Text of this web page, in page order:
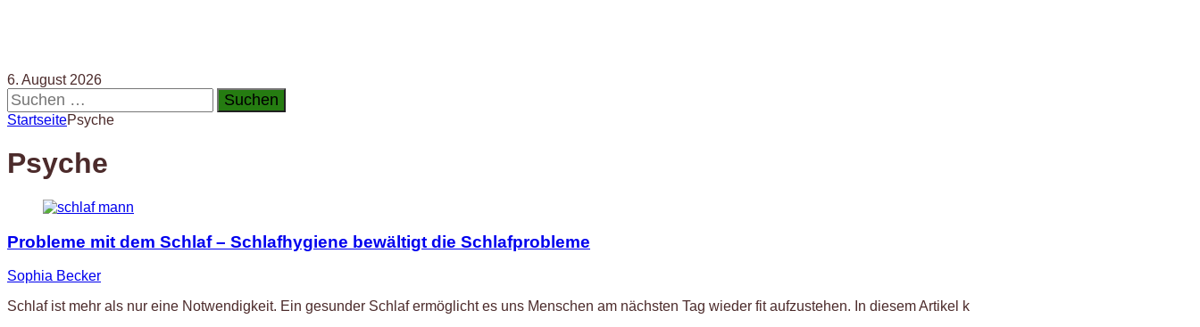
6. August 2026
Suchen
nach:
StartseitePsyche
Psyche
Probleme mit dem Schlaf – Schlafhygiene bewältigt die Schlafprobleme
Sophia Becker
Schlaf ist mehr als nur eine Notwendigkeit. Ein gesunder Schlaf ermöglicht es uns Menschen am nächsten Tag wieder fit aufzustehen. In diesem Artikel k